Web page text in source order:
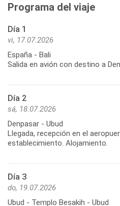
Programa del viaje
Día 1
vi, 17.07.2026
España - Bali
Salida en avión con destino a
Día 2
sá, 18.07.2026
Denpasar - Ubud
Llegada, recepción en el
establecimiento. Alojamiento.
Día 3
do, 19.07.2026
Ubud - Templo Besakih - Ubud